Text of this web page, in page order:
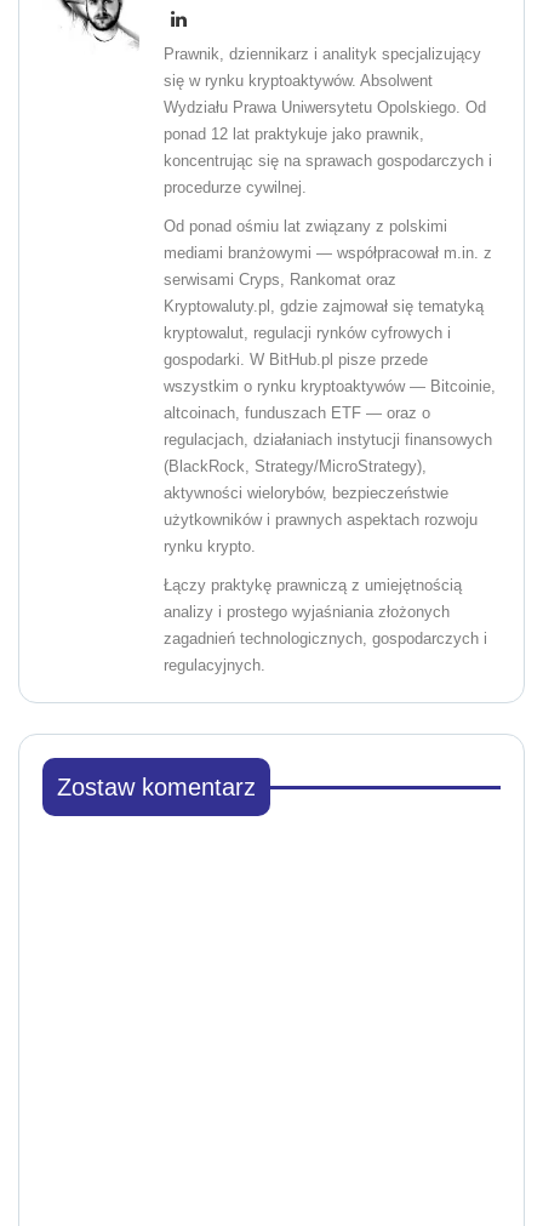
Prawnik, dziennikarz i analityk specjalizujący
się w rynku kryptoaktywów. Absolwent
Wydziału Prawa Uniwersytetu Opolskiego. Od
ponad 12 lat praktykuje jako prawnik,
koncentrując się na sprawach gospodarczych i
procedurze cywilnej.
Od ponad ośmiu lat związany z polskimi
mediami branżowymi — współpracował m.in. z
serwisami Cryps, Rankomat oraz
Kryptowaluty.pl, gdzie zajmował się tematyką
kryptowalut, regulacji rynków cyfrowych i
gospodarki. W BitHub.pl pisze przede
wszystkim o rynku kryptoaktywów — Bitcoinie,
altcoinach, funduszach ETF — oraz o
regulacjach, działaniach instytucji finansowych
(BlackRock, Strategy/MicroStrategy),
aktywności wielorybów, bezpieczeństwie
użytkowników i prawnych aspektach rozwoju
rynku krypto.
Łączy praktykę prawniczą z umiejętnością
analizy i prostego wyjaśniania złożonych
zagadnień technologicznych, gospodarczych i
regulacyjnych.
Zostaw komentarz